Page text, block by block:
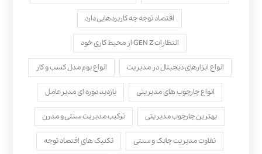
اقتصاد توجه چه کاربردهایی دارد
انتظارات GEN Z از محیط کاری خود
انواع ابزارهای دیجیتال در مدیریت انواع بوم مدل کسب‌ و کار
انواع چارچوب های مدیریتی بازدید دوره ای مدیرعامل
بهترین چارچوب مدیریتی ترکیب مدیریت سنتی و مدرن
تفاوت مدیریت چابک و سنتی تکنیک های اقتصاد توجه